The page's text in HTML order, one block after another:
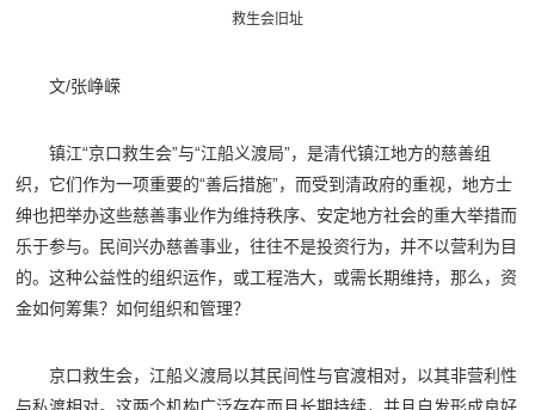
救生会旧址
文/张峥嵘
镇江“京口救生会”与“江船义渡局”，是清代镇江地方的慈善组
织，它们作为一项重要的“善后措施”，而受到清政府的重视，地方士
绅也把举办这些慈善事业作为维持秩序、安定地方社会的重大举措而
乐于参与。民间兴办慈善事业，往往不是投资行为，并不以营利为目
的。这种公益性的组织运作，或工程浩大，或需长期维持，那么，资
金如何筹集？如何组织和管理？
京口救生会，江船义渡局以其民间性与官渡相对，以其非营利性
与私渡相对。这两个机构广泛存在而且长期持续，并且自发形成良好